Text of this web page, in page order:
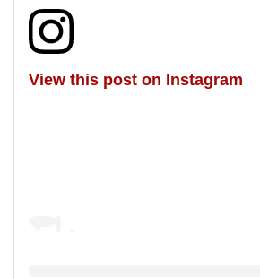
View this post on Instagram